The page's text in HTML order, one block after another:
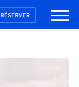
RÉSERVER